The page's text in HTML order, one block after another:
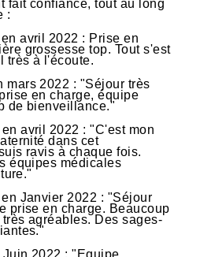
fait confiance, tout au long
:
avril 2022 : Prise en
grossesse top. Tout s'est
très à l'écoute.
mars 2022 : "Séjour très
en charge, équipe
de bienveillance."
avril 2022 : "C'est mon
dans cet
ravis à chaque fois.
équipes médicales
Janvier 2022 : "Séjour
prise en charge. Beaucoup
agréables. Des sages-
2022 : "Equipe